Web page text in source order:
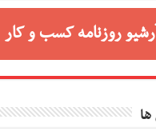
روزنامه کسب و کار